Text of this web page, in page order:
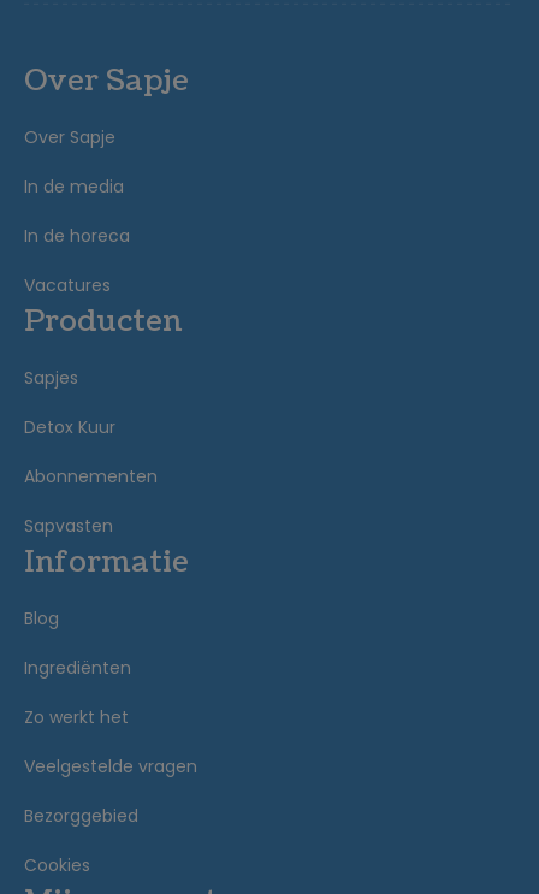
Over Sapje
Over Sapje
In de media
In de horeca
Vacatures
Producten
Sapjes
Detox Kuur
Abonnementen
Sapvasten
Informatie
Blog
Ingrediënten
Zo werkt het
Veelgestelde vragen
Bezorggebied
Cookies